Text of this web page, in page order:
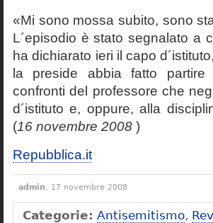
«Mi sono mossa subito, sono
L´episodio è stato segnalato a
ha dichiarato ieri il capo
la preside abbia fatto
confronti del professore che
d´istituto e, oppure, alla
(16 novembre 2008 )
Repubblica.it
admin, 17 novembre 2008
Categorie: Antisemitismo,